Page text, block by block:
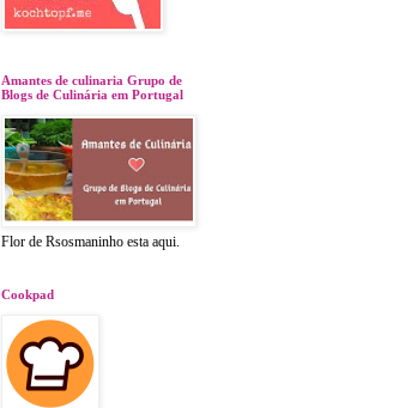
Amantes de culinaria Grupo de
Blogs de Culinária em Portugal
Flor de Rsosmaninho esta aqui.
Cookpad